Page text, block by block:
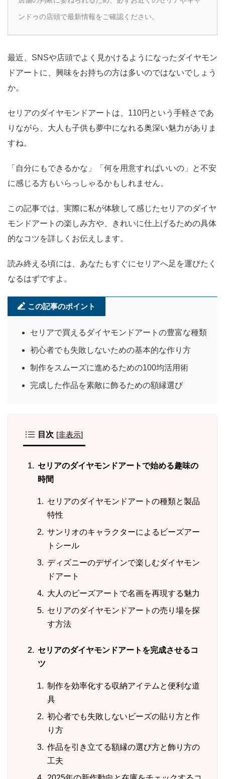
ンドゥの店頭で最新情報をご確認ください。
最近、SNSや店頭でよく見かけるようになったダイヤモン
ドアートに、興味をお持ちの方は多いのではないでしょう
か。
セリアのダイヤモンドアートは、110円という手軽さであ
りながら、大人も子供も夢中になれる奥深い魅力がありま
すね。
「自分にもできるかな」「何を用意すればいいの」と不安
に感じる方もいらっしゃるかもしれません。
この記事では、実際に私が体験して感じたセリアのダイヤ
モンドアートの楽しみ方や、きれいに仕上げるための具体
的なコツを詳しくお伝えします。
読み終える頃には、あなたもすぐにセリアへ足を運びたく
なるはずですよ。
この記事のポイント
セリアで買えるダイヤモンドアートの豊富な種類
初心者でも失敗しないための基本的な作り方
制作をスムーズに進めるための100均活用術
完成した作品を素敵に飾るための額縁選び
目次 [非表示]
セリアのダイヤモンドアートで始める趣味の
時間
セリアのダイヤモンドアートの種類と製品
特性
サンリオのキャラクターによるビーズアー
トシール
ディズニーのデザインで楽しむダイヤモン
ドアート
大人のビーズアートで名画を再現する魅力
セリアのダイヤモンドアートの売り場を探
す方法
セリアのダイヤモンドアートを完成させるコ
ツ
制作を効率化する収納アイテムと便利な道
具
初心者でも失敗しないビーズの貼り方と作
り方
作品を引き立てる額縁の選び方と飾り方の
工夫